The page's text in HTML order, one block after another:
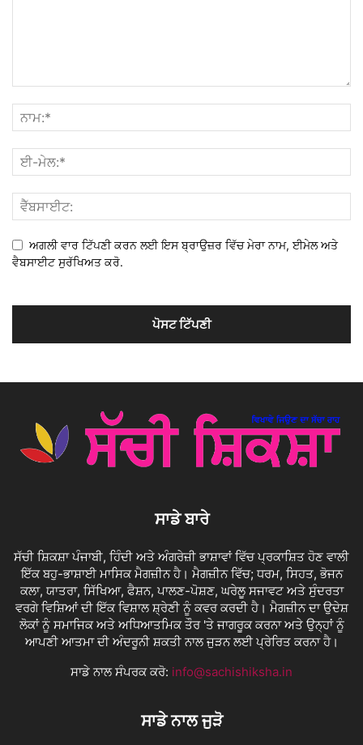
ਅਗਲੀ ਵਾਰ ਟਿੱਪਣੀ ਕਰਨ ਲਈ ਇਸ ਬ੍ਰਾਉਜ਼ਰ ਵਿੱਚ ਮੇਰਾ ਨਾਮ, ਈਮੇਲ ਅਤੇ
ਵੈਬਸਾਈਟ ਸੁਰੱਖਿਅਤ ਕਰੋ.
ਸਾਡੇ ਬਾਰੇ
ਸੱਚੀ ਸ਼ਿਕਸ਼ਾ ਪੰਜਾਬੀ, ਹਿੰਦੀ ਅਤੇ ਅੰਗਰੇਜ਼ੀ ਭਾਸ਼ਾਵਾਂ ਵਿੱਚ ਪ੍ਰਕਾਸ਼ਿਤ ਹੋਣ ਵਾਲੀ
ਇੱਕ ਬਹੁ-ਭਾਸ਼ਾਈ ਮਾਸਿਕ ਮੈਗਜ਼ੀਨ ਹੈ। ਮੈਗਜ਼ੀਨ ਵਿੱਚ; ਧਰਮ, ਸਿਹਤ, ਭੋਜਨ
ਕਲਾ, ਯਾਤਰਾ, ਸਿੱਖਿਆ, ਫੈਸ਼ਨ, ਪਾਲਣ-ਪੋਸ਼ਣ, ਘਰੇਲੂ ਸਜਾਵਟ ਅਤੇ ਸੁੰਦਰਤਾ
ਵਰਗੇ ਵਿਸ਼ਿਆਂ ਦੀ ਇੱਕ ਵਿਸ਼ਾਲ ਸ਼੍ਰੇਣੀ ਨੂੰ ਕਵਰ ਕਰਦੀ ਹੈ। ਮੈਗਜ਼ੀਨ ਦਾ ਉਦੇਸ਼
ਲੋਕਾਂ ਨੂੰ ਸਮਾਜਿਕ ਅਤੇ ਅਧਿਆਤਮਿਕ ਤੌਰ 'ਤੇ ਜਾਗਰੂਕ ਕਰਨਾ ਅਤੇ ਉਨ੍ਹਾਂ ਨੂੰ
ਆਪਣੀ ਆਤਮਾ ਦੀ ਅੰਦਰੂਨੀ ਸ਼ਕਤੀ ਨਾਲ ਜੁੜਨ ਲਈ ਪ੍ਰੇਰਿਤ ਕਰਨਾ ਹੈ।
ਸਾਡੇ ਨਾਲ ਸੰਪਰਕ ਕਰੋ: info@sachishiksha.in
ਸਾਡੇ ਨਾਲ ਜੁੜੋ